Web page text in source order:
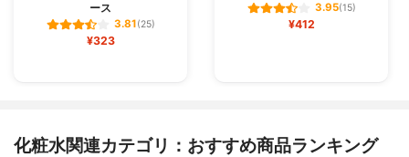
ース
3.81(25)
¥323
3.95(15)
¥412
化粧水関連カテゴリ：おすすめ商品ランキング